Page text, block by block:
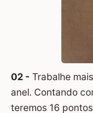
02 - Trabalhe
anel. Contando
teremos 16